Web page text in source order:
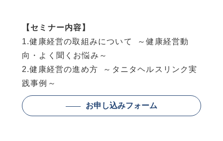
【セミナー内容】
1.健康経営の取組みについて ～健康経営動
向・よく聞くお悩み～
2.健康経営の進め方 ～タニタヘルスリンク実
践事例～
お申し込みフォーム